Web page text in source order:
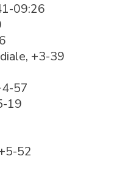
09:26
+3-39
57
19
52